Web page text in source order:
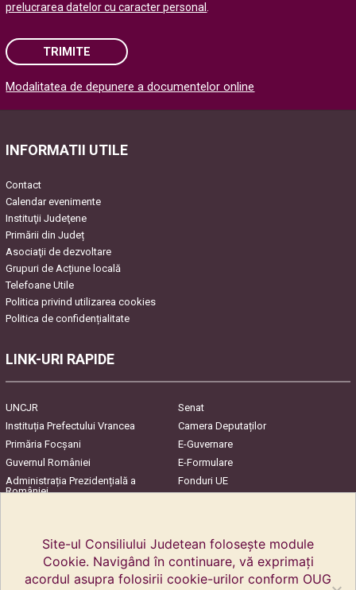
prelucrarea datelor cu caracter personal
TRIMITE
Please leave this field empty.
Modalitatea de depunere a documentelor online
INFORMATII UTILE
Contact
Calendar evenimente
Instituţii Judeţene
Primării din Județ
Asociaţii de dezvoltare
Grupuri de Acțiune locală
Telefoane Utile
Politica privind utilizarea cookies
Politica de confidențialitate
LINK-URI RAPIDE
UNCJR
Senat
Instituția Prefectului Vrancea
Camera Deputaților
Primăria Focşani
E-Guvernare
Guvernul României
E-Formulare
Administrația Prezidențială a
României
Fonduri UE
Site-ul Consiliului Judetean folosește module
Cookie. Navigând în continuare, vă exprimați
acordul asupra folosirii cookie-urilor conform OUG